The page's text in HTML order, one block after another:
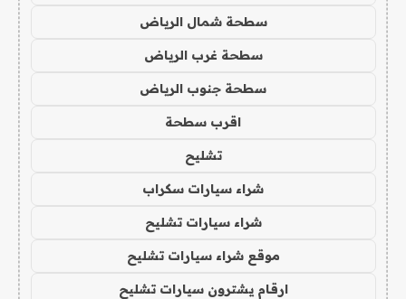
سطحة شمال الرياض
سطحة غرب الرياض
سطحة جنوب الرياض
اقرب سطحة
تشليح
شراء سيارات سكراب
شراء سيارات تشليح
موقع شراء سيارات تشليح
ارقام يشترون سيارات تشليح